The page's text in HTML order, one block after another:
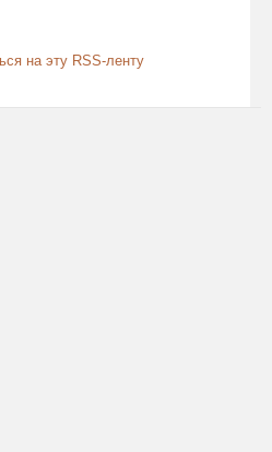
на эту RSS-ленту